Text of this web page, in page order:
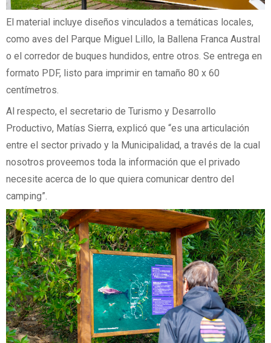
El material incluye diseños vinculados a temáticas locales,
como aves del Parque Miguel Lillo, la Ballena Franca Austral
o el corredor de buques hundidos, entre otros. Se entrega en
formato PDF, listo para imprimir en tamaño 80 x 60
centímetros.
Al respecto, el secretario de Turismo y Desarrollo
Productivo, Matías Sierra, explicó que “es una articulación
entre el sector privado y la Municipalidad, a través de la cual
nosotros proveemos toda la información que el privado
necesite acerca de lo que quiera comunicar dentro del
camping”.